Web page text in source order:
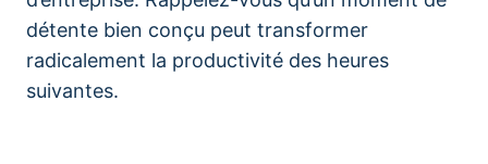
détente bien conçu peut transformer
radicalement la productivité des heures
suivantes.